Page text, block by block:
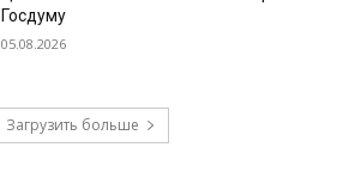
Госдуму
05.08.2026
Загрузить больше